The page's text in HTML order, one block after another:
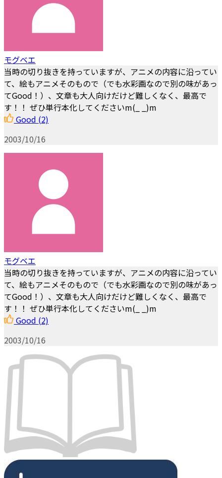
モグベエ
当時の切り抜きを持っていますが、アニメの内容に沿ってい
て、絵もアニメそのもので（でも水彩画なので別の味があっ
てGood！）、文章も大人向けだけど難しくなく、最高で
す！！ ぜひ単行本化してくださいm(_ _)m
Good (2)
2003/10/16
モグベエ
当時の切り抜きを持っていますが、アニメの内容に沿ってい
て、絵もアニメそのもので（でも水彩画なので別の味があっ
てGood！）、文章も大人向けだけど難しくなく、最高で
す！！ ぜひ単行本化してくださいm(_ _)m
Good (2)
2003/10/16